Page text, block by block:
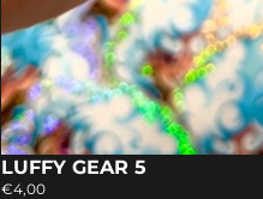
Agotado
LUFFY GEAR 5
€4,00